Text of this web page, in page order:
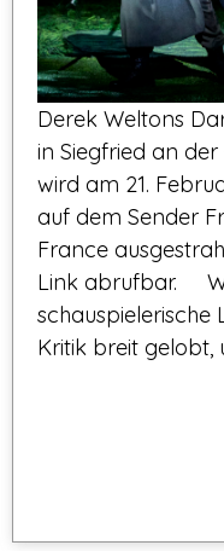
Derek Weltons
in Siegfried an
wird am 21.
auf dem Sender
France
Link abrufbar.
schauspielerische
Kritik breit